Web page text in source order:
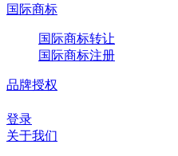
国际商标
国际商标转让
国际商标注册
品牌授权
登录
关于我们